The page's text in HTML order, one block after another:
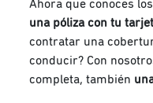
Ahora que conoces
una póliza con tu
contratar una
conducir? Con
completa, también